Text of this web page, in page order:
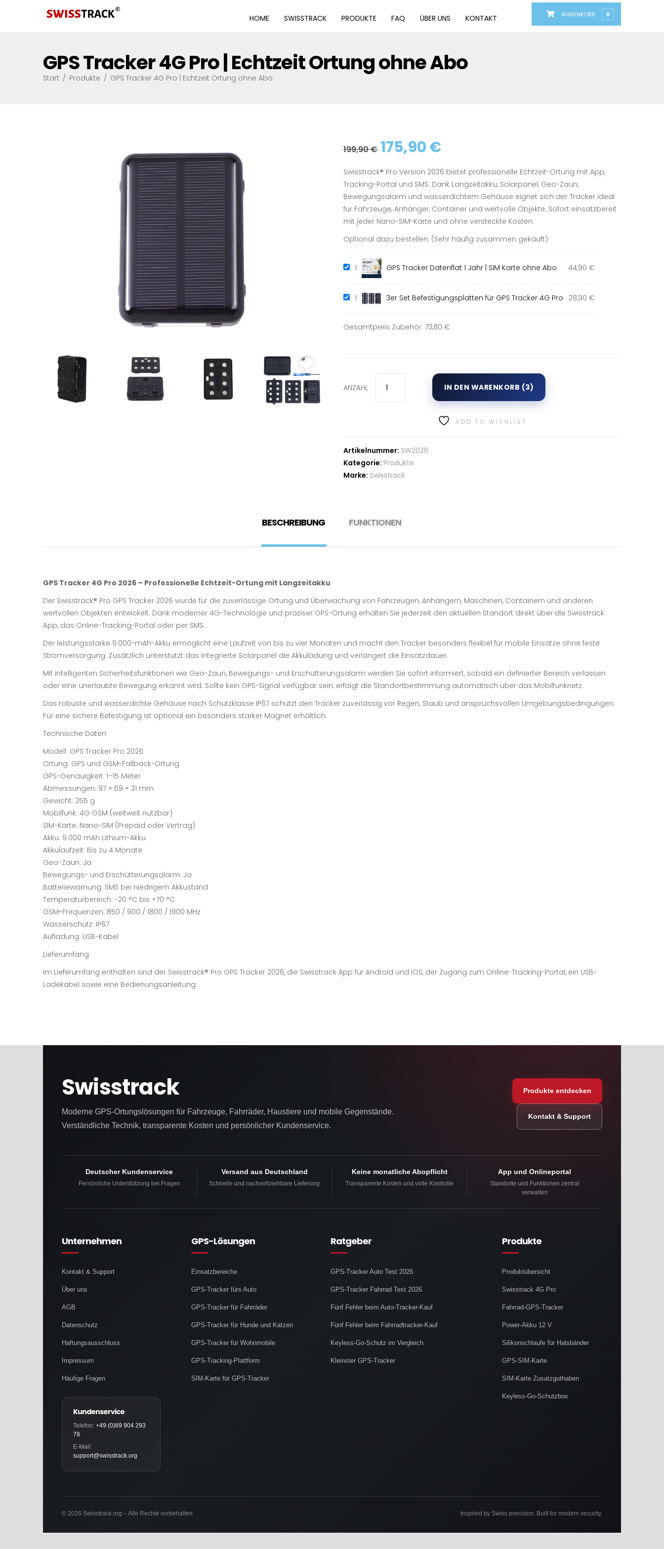
WARENKORB 0
HOME SWISSTRACK PRODUKTE FAQ ÜBER UNS KONTAKT
Start / Produkte / GPS Tracker 4G Pro | Echtzeit Ortung ohne Abo
GPS Tracker 4G Pro | Echtzeit Ortung ohne Abo
199,90€ Ursprünglicher
Preis
war:
199,90 €
175,90€Aktueller
Preis
ist:
175,90 €.
Swisstrack®️ Pro Version 2026 bietet professionelle Echtzeit-Ortung mit App,
Tracking-Portal und SMS. Dank Langzeitakku, Solarpanel, Geo-Zaun,
Bewegungsalarm und wasserdichtem Gehäuse eignet sich der Tracker ideal
für Fahrzeuge, Anhänger, Container und wertvolle Objekte. Sofort einsatzbereit
mit jeder Nano-SIM-Karte und ohne versteckte Kosten.
Optional dazu bestellen: (Sehr häufig zusammen gekauft)
1 GPS Tracker Datenflat 1 Jahr | SIM Karte ohne Abo 44,90€
1 3er Set Befestigungsplatten für GPS Tracker 4G Pro 28,90€
Gesamtpreis Zubehör: 73,80 €
ANZAHL IN DEN WARENKORB (3)
ADD TO WISHLIST
Artikelnummer: SW2026
Kategorie: Produkte
Marke: Swisstrack
BESCHREIBUNG FUNKTIONEN
GPS Tracker 4G Pro 2026 – Professionelle Echtzeit-Ortung mit Langzeitakku
Der Swisstrack®️ Pro GPS Tracker 2026 wurde für die zuverlässige Ortung und Überwachung von Fahrzeugen, Anhängern, Maschinen, Containern und anderen
wertvollen Objekten entwickelt. Dank moderner 4G-Technologie und präziser GPS-Ortung erhalten Sie jederzeit den aktuellen Standort direkt über die Swisstrack
App, das Online-Tracking-Portal oder per SMS.
Der leistungsstarke 9.000-mAh-Akku ermöglicht eine Laufzeit von bis zu vier Monaten und macht den Tracker besonders flexibel für mobile Einsätze ohne feste
Stromversorgung. Zusätzlich unterstützt das integrierte Solarpanel die Akkuladung und verlängert die Einsatzdauer.
Mit intelligenten Sicherheitsfunktionen wie Geo-Zaun, Bewegungs- und Erschütterungsalarm werden Sie sofort informiert, sobald ein definierter Bereich verlassen
oder eine unerlaubte Bewegung erkannt wird. Sollte kein GPS-Signal verfügbar sein, erfolgt die Standortbestimmung automatisch über das Mobilfunknetz.
Das robuste und wasserdichte Gehäuse nach Schutzklasse IP67 schützt den Tracker zuverlässig vor Regen, Staub und anspruchsvollen Umgebungsbedingungen.
Für eine sichere Befestigung ist optional ein besonders starker Magnet erhältlich.
Technische Daten
Modell: GPS Tracker Pro 2026
Ortung: GPS und GSM-Fallback-Ortung
GPS-Genauigkeit: 1–15 Meter
Abmessungen: 97 × 69 × 31 mm
Gewicht: 255 g
Mobilfunk: 4G GSM (weltweit nutzbar)
SIM-Karte: Nano-SIM (Prepaid oder Vertrag)
Akku: 9.000 mAh Lithium-Akku
Akkulaufzeit: Bis zu 4 Monate
Geo-Zaun: Ja
Bewegungs- und Erschütterungsalarm: Ja
Batteriewarnung: SMS bei niedrigem Akkustand
Temperaturbereich: -20 °C bis +70 °C
GSM-Frequenzen: 850 / 900 / 1800 / 1900 MHz
Wasserschutz: IP67
Aufladung: USB-Kabel
Lieferumfang
Im Lieferumfang enthalten sind der Swisstrack®️ Pro GPS Tracker 2026, die Swisstrack App für Android und iOS, der Zugang zum Online-Tracking-Portal, ein USB-
Ladekabel sowie eine Bedienungsanleitung.
Swisstrack
Moderne GPS-Ortungslösungen für Fahrzeuge, Fahrräder, Haustiere und mobile Gegenstände.
Verständliche Technik, transparente Kosten und persönlicher Kundenservice.
Produkte entdecken
Kontakt & Support
Deutscher Kundenservice
Persönliche Unterstützung bei Fragen
Versand aus Deutschland
Schnelle und nachvollziehbare Lieferung
Keine monatliche Abopflicht
Transparente Kosten und volle Kontrolle
App und Onlineportal
Standorte und Funktionen zentral
verwalten
Unternehmen
Kontakt & Support
Über uns
AGB
Datenschutz
Haftungsausschluss
Impressum
Häufige Fragen
Kundenservice
Telefon: +49 (0)89 904 293
78
E-Mail:
support@swisstrack.org
GPS-Lösungen
Einsatzbereiche
GPS-Tracker fürs Auto
GPS-Tracker für Fahrräder
GPS-Tracker für Hunde und Katzen
GPS-Tracker für Wohnmobile
GPS-Tracking-Plattform
SIM-Karte für GPS-Tracker
Ratgeber
GPS-Tracker Auto Test 2026
GPS-Tracker Fahrrad Test 2026
Fünf Fehler beim Auto-Tracker-Kauf
Fünf Fehler beim Fahrradtracker-Kauf
Keyless-Go-Schutz im Vergleich
Kleinster GPS-Tracker
Produkte
Produktübersicht
Swisstrack 4G Pro
Fahrrad-GPS-Tracker
Power-Akku 12 V
Silikonschlaufe für Halsbänder
GPS-SIM-Karte
SIM-Karte Zusatzguthaben
Keyless-Go-Schutzbox
©️ 2026 Swisstrack.org – Alle Rechte vorbehalten Inspired by Swiss precision. Built for modern security.